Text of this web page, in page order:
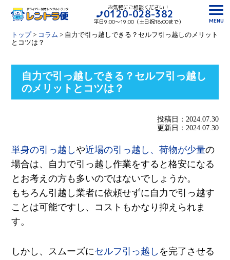
お気軽にご相談ください！
0120-028-382
平日9:00〜19:00（土日祝18:00まで）
MENU
トップ> コラム > 自力で引っ越しできる？セルフ引っ越しのメリット
とコツは？
自力で引っ越しできる？セルフ引っ越し
のメリットとコツは？
投稿日：2024.07.30
更新日：2024.07.30
単身の引っ越しや近場の引っ越し 、 荷物が少量の
場合は、自力で引っ越し作業をすると格安になる
とお考えの方も多いのではないでしょうか。
もちろん引越し業者に依頼せずに自力で引っ越す
ことは可能ですし、コストもかなり抑えられま
す。
しかし、スムーズにセルフ引っ越し を完了させる